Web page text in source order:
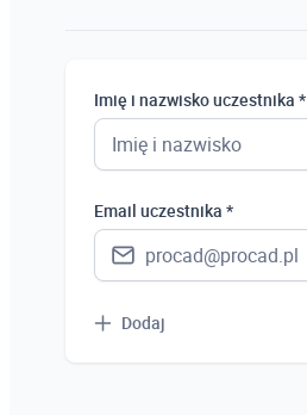
Imię i nazwisko uczestnika *
Email uczestnika *
Dodaj
Uczeń
Bezrobotny